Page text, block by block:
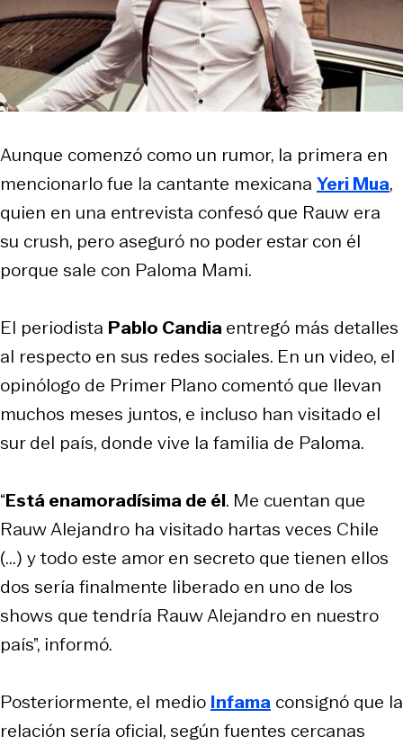
Aunque comenzó como un rumor, la primera en
mencionarlo fue la cantante mexicana Yeri Mua,
quien en una entrevista confesó que Rauw era
su crush, pero aseguró no poder estar con él
porque sale con Paloma Mami.
El periodista Pablo Candiaentregó más detalles
al respecto en sus redes sociales. En un video, el
opinólogo de Primer Plano comentó que llevan
muchos meses juntos, e incluso han visitado el
sur del país, donde vive la familia de Paloma.
“Está enamoradísima de él. Me cuentan que
Rauw Alejandro ha visitado hartas veces Chile
(...) y todo este amor en secreto que tienen ellos
dos sería finalmente liberado en uno de los
shows que tendría Rauw Alejandro en nuestro
país”, informó.
Posteriormente, el medio Infama consignó que la
relación sería oficial, según fuentes cercanas